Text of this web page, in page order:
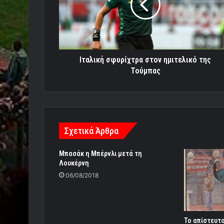
της
Τούμπας
Ιταλική σφυρίχτρα στον ημιτελικό της
Τούμπας
Σχετικά Άρθρα
Μπασάκ η Μπέρνλι μετά τη
Λουκέρνη
06/08/2018
Το